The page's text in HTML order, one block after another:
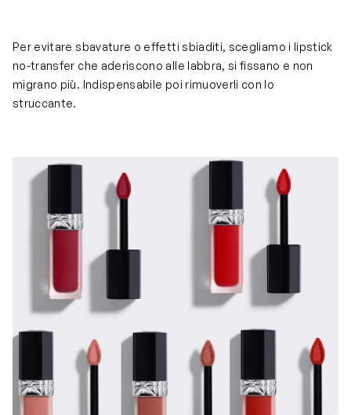
Per evitare sbavature o effetti sbiaditi, scegliamo i lipstick
no-transfer che aderiscono alle labbra, si fissano e non
migrano più. Indispensabile poi rimuoverli con lo
struccante.